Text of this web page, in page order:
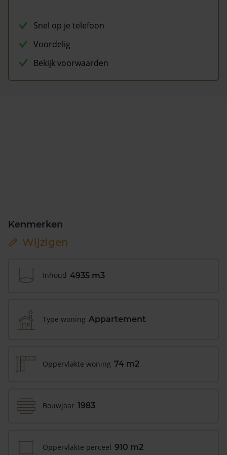
Snel op je telefoon
Voordelig
Bekijk voorwaarden
Kenmerken
Wijzigen
Inhoud 4935 m3
Type woning Appartement
Oppervlakte woning 74 m2
Bouwjaar 1983
Oppervlakte perceel 910 m2